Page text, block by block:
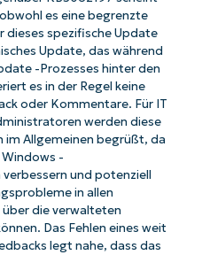
es eine begrenzte
dieses spezifische Update
Update, das während
-Prozesses hinter den
es in der Regel keine
oder Kommentare. Für IT
werden diese
im Allgemeinen begrüßt, da
-
und potenziell
in allen
die verwalteten
Das Fehlen eines weit
legt nahe, dass das